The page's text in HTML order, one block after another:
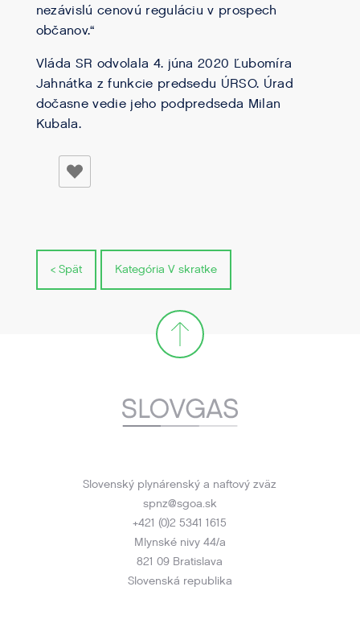
nezávislú cenovú reguláciu v prospech
občanov.“
Vláda SR odvolala 4. júna 2020 Ľubomíra
Jahnátka z funkcie predsedu ÚRSO. Úrad
dočasne vedie jeho podpredseda Milan
Kubala.
< Spät Kategória V skratke
Slovenský plynárenský a naftový zväz
spnz@sgoa.sk
+421 (0)2 5341 1615
Mlynské nivy 44/a
821 09 Bratislava
Slovenská republika